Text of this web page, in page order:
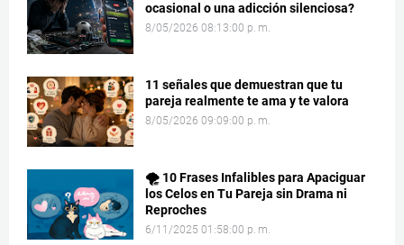
ocasional o una adicción silenciosa?
8/05/2026 08:13:00 p. m.
11 señales que demuestran que tu
pareja realmente te ama y te valora
8/05/2026 09:09:00 p. m.
🌪️ 10 Frases Infalibles para Apaciguar
los Celos en Tu Pareja sin Drama ni
Reproches
6/11/2025 01:58:00 p. m.